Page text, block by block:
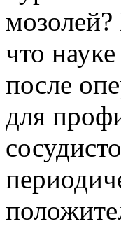
что
после
для